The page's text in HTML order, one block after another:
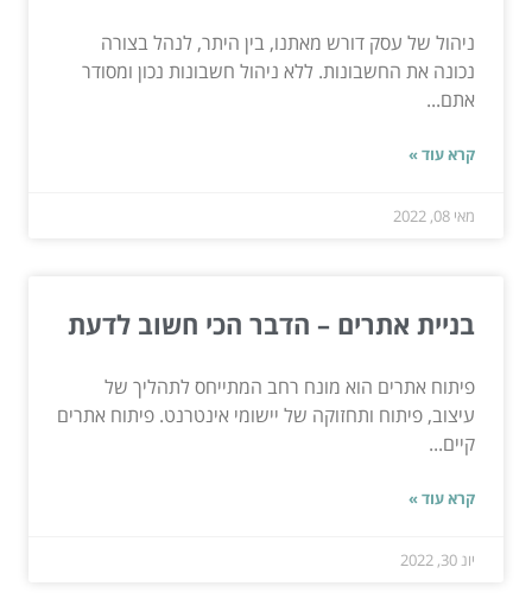
ניהול של עסק דורש מאתנו, בין היתר, לנהל בצורה
נכונה את החשבונות. ללא ניהול חשבונות נכון ומסודר
אתם...
קרא עוד »
מאי 08, 2022
בניית אתרים – הדבר הכי חשוב לדעת
פיתוח אתרים הוא מונח רחב המתייחס לתהליך של
עיצוב, פיתוח ותחזוקה של יישומי אינטרנט. פיתוח אתרים
קיים...
קרא עוד »
יונ 30, 2022